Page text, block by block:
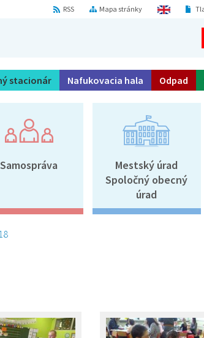
Mapa stránky
RSS
stacionár Nafukovacia hala Odpad
Samospráva
Mestský úrad
Spoločný obecný
úrad